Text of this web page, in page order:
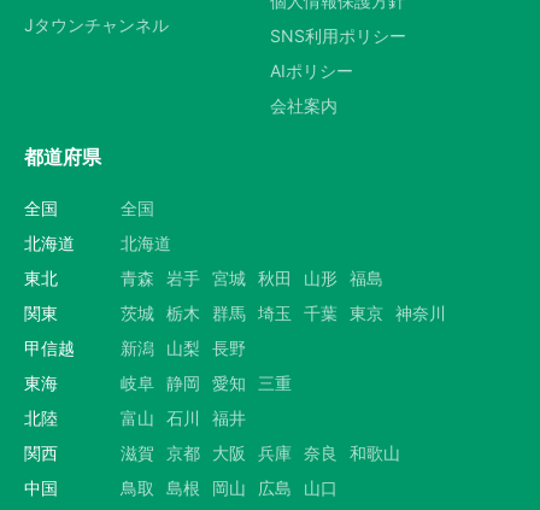
Jタウンチャンネル
SNS利用ポリシー
AIポリシー
会社案内
都道府県
全国
全国
北海道
北海道
東北
青森 岩手 宮城 秋田 山形 福島
関東
茨城 栃木 群馬 埼玉 千葉 東京 神奈川
甲信越
新潟 山梨
長野
東海
岐阜 静岡 愛知
三重
北陸
富山 石川
福井
関西
滋賀 京都 大阪 兵庫 奈良
和歌山
中国
鳥取 島根 岡山 広島 山口